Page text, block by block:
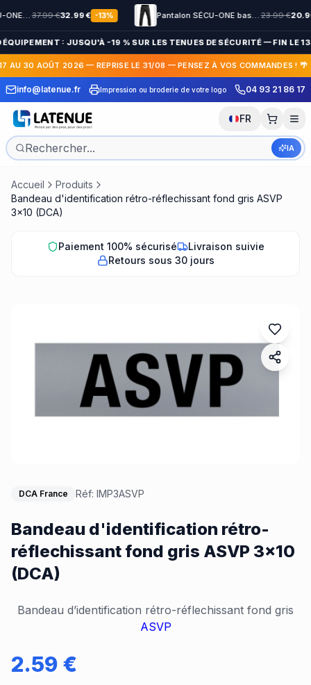
Veste Polaire SÉCU-ONE HV-TAPE Sécurité Privée noir37.99€32.99€ -13% Pantalon SÉCU-ONE bas élastiqué Noir23.99€20.90€ -
ÉQUIPEMENT : JUSQU'À -19 % SUR LES TENUES DE SÉCURITÉ — FIN LE
AU 30 AOÛT 2026 — REPRISE LE 31/08 — PENSEZ À VOS COMMANDES ! 🌴
info@latenue.fr
du lundi au vendredi Impression ou broderie de votre logo 04 93 21 86 17
FR
IA
Accueil
Produits
Bandeau d'identification rétro-réflechissant fond gris ASVP
3x10 (DCA)
Paiement 100% sécurisé
Livraison suivie
Retours sous 30 jours
DCA France Réf: IMP3ASVP
Bandeau d'identification rétro-
réflechissant fond gris ASVP 3x10
(DCA)
Bandeau d’identification rétro-réflechissant fond gris
ASVP
2.59 €